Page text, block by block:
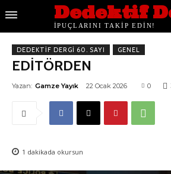
Dedektif
İPUÇLARINI TAKİP EDİN!
DEDEKTIF DERGI 60. SAYI GENEL
EDİTÖRDEN
Yazan: Gamze Yayık 22 Ocak 2026 0
1 dakikada okursun